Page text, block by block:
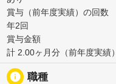
賞与（前年度実績）の回数
年2回
賞与金額
計 2.00ヶ月分（前年度実績）
info 職種